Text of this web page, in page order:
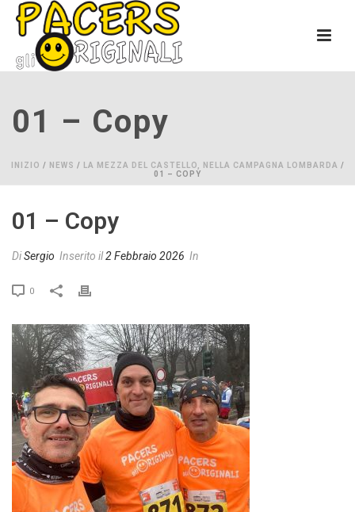
01 – Copy
INIZIO / NEWS / LA MEZZA DEL CASTELLO, NELLA CAMPAGNA LOMBARDA /
01 – COPY
01 – Copy
DiSergio Inserito il2 Febbraio 2026 In
0